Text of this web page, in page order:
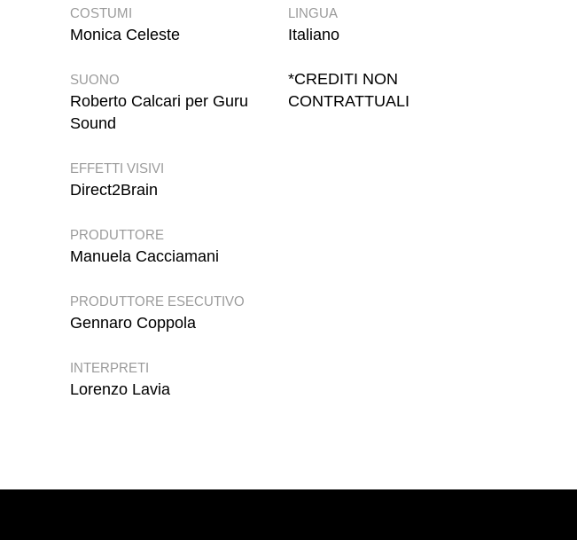
COSTUMI
Monica Celeste
SUONO
Roberto Calcari per Guru
Sound
EFFETTI VISIVI
Direct2Brain
PRODUTTORE
Manuela Cacciamani
PRODUTTORE ESECUTIVO
Gennaro Coppola
INTERPRETI
Lorenzo Lavia
LINGUA
Italiano
*CREDITI NON
CONTRATTUALI